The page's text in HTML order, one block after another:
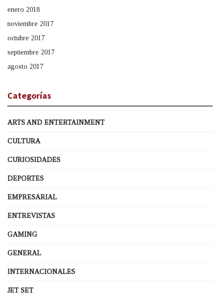
enero 2018
noviembre 2017
octubre 2017
septiembre 2017
agosto 2017
Categorías
ARTS AND ENTERTAINMENT
CULTURA
CURIOSIDADES
DEPORTES
EMPRESARIAL
ENTREVISTAS
GAMING
GENERAL
INTERNACIONALES
JET SET